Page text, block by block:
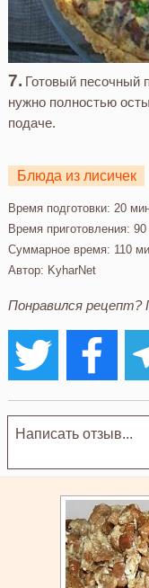
Готовый песочный
нужно полностью
подаче.
Блюда из лисичек
Время подготовки: 20
Время приготовления: 90
Суммарное время: 110
Автор: KyharNet
Понравился рецепт?